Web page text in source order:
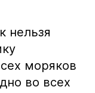
нельзя
моряков
во всех